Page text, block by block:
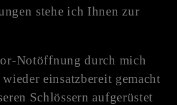
stehe ich Ihnen zur
Notöffnung durch mich
einsatzbereit gemacht
Schlössern aufgerüstet